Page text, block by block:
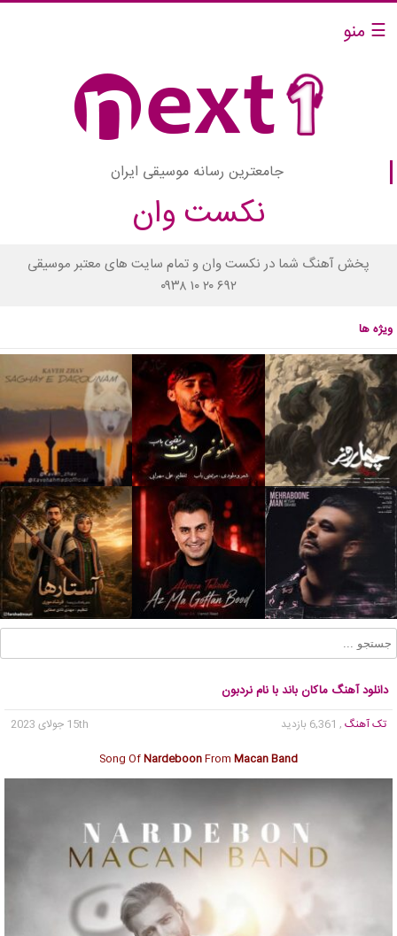
☰ منو
جامعترین رسانه موسیقی ایران
نکست وان
پخش آهنگ شما در نکست وان و تمام سایت های معتبر موسیقی
۰۹۳۸ ۱۰ ۲۰ ۶۹۲
ویژه ها
دانلود آهنگ ماکان باند با نام نردبون
تک آهنگ , 6,361 بازدید
15th جولای 2023
Song OfNardeboonFrom Macan Band